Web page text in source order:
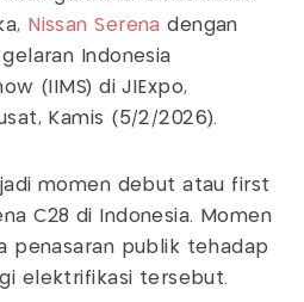
Nissan Serena dengan
Indonesia
(IIMS) di JIExpo,
Kamis (5/2/2026).
momen debut atau first
C28 di Indonesia. Momen
penasaran publik tehadap
elektrifikasi tersebut.